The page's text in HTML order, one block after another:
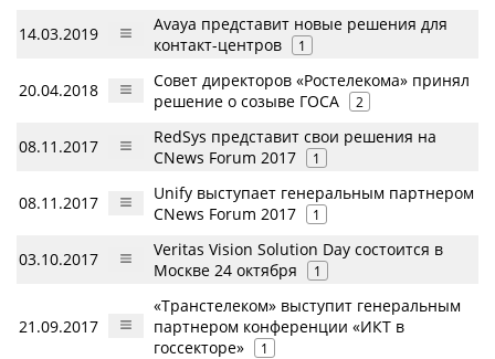
14.03.2019
Avaya представит новые решения для
контакт-центров
1
20.04.2018
Совет директоров «Ростелекома» принял
решение о созыве ГОСА
2
08.11.2017
RedSys представит свои решения на
CNews Forum 2017
1
08.11.2017
Unify выступает генеральным партнером
CNews Forum 2017
1
03.10.2017
Veritas Vision Solution Day состоится в
Москве 24 октября
1
21.09.2017
«Транстелеком» выступит генеральным
партнером конференции «ИКТ в
госсекторе»
1